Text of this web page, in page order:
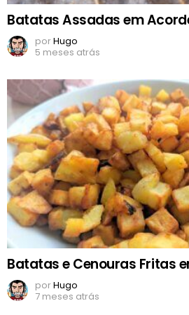
Batatas Assadas em
porHugo
5 meses atrás
Batatas e Cenouras Fritas
porHugo
7 meses atrás